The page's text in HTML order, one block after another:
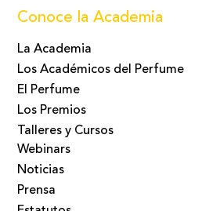
Conoce la Academia
La Academia
Los Académicos del Perfume
El Perfume
Los Premios
Talleres y Cursos
Webinars
Noticias
Prensa